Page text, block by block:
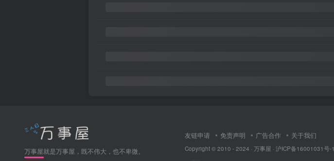
万事屋就是万事屋，既不伟大，也不卑微。
友链申请 免责声明 广告合作 关于我们
Copyright © 2010 - 2024 · 万事屋 · 沪ICP备16001031号-1